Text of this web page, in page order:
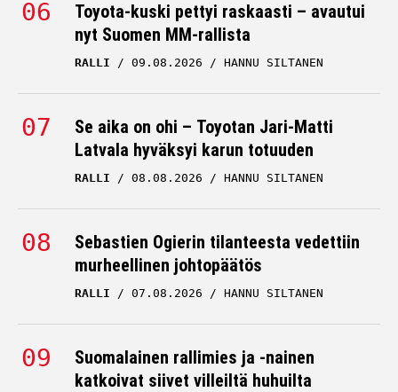
Toyota-kuski pettyi raskaasti – avautui
nyt Suomen MM-rallista
RALLI 09.08.2026 HANNU SILTANEN
Se aika on ohi – Toyotan Jari-Matti
Latvala hyväksyi karun totuuden
RALLI 08.08.2026 HANNU SILTANEN
Sebastien Ogierin tilanteesta vedettiin
murheellinen johtopäätös
RALLI 07.08.2026 HANNU SILTANEN
Suomalainen rallimies ja -nainen
katkoivat siivet villeiltä huhuilta